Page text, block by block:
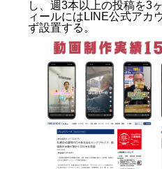
し、週3本以上の投稿を3
ィールにはLINE公式アカ
ず設置する。
Q. キャバ嬢ブランディン
ですか？
Q. 顔出しなしでもブラ
Q. TikTokで投稿が伸び
Q. キャバ嬢のSNS運用
を防ぐにはどうすればよ
Q. ブランディングの効
くらいですか？
Q. ブランディングに失敗
法は？
Q. 複数のSNSを同時に
か？